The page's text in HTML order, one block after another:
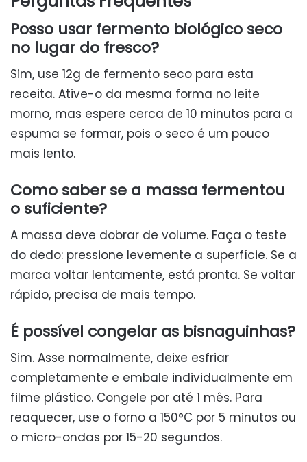
Posso usar fermento biológico seco
no lugar do fresco?
Sim, use 12g de fermento seco para esta
receita. Ative-o da mesma forma no leite
morno, mas espere cerca de 10 minutos para a
espuma se formar, pois o seco é um pouco
mais lento.
Como saber se a massa fermentou
o suficiente?
A massa deve dobrar de volume. Faça o teste
do dedo: pressione levemente a superfície. Se a
marca voltar lentamente, está pronta. Se voltar
rápido, precisa de mais tempo.
É possível congelar as bisnaguinhas?
Sim. Asse normalmente, deixe esfriar
completamente e embale individualmente em
filme plástico. Congele por até 1 mês. Para
reaquecer, use o forno a 150°C por 5 minutos ou
o micro-ondas por 15-20 segundos.